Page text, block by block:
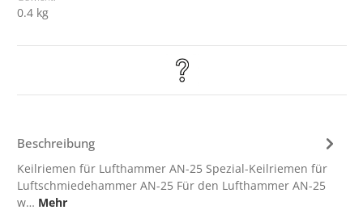
0.4 kg
Beschreibung
Keilriemen für Lufthammer AN-25 Spezial-Keilriemen für
Luftschmiedehammer AN-25 Für den Lufthammer AN-25
w… Mehr